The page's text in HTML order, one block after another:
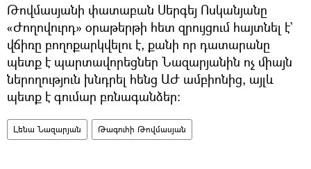
Թովմասյանի փատաբան Սերգեյ Ոսկանյանը
«Ժողովուրդ» օրաթերթի հետ զրույցում հայտնել է`
վճիռը բողոքարկվելու է, քանի որ դատարանը
պետք է պարտավորեցներ Նազարյանին ոչ միայն
ներողություն խնդրել հենց ԱԺ ամբիոնից, այլև
պետք է գումար բռնագանձեր:
Լենա Նազարյան Թագուհի Թովմասյան